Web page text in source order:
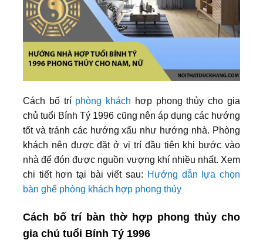
Cách bố trí phòng khách hợp phong thủy cho gia
chủ tuổi Bính Tý 1996 cũng nên áp dụng các hướng
tốt và tránh các hướng xấu như hướng nhà. Phòng
khách nên được đặt ở vị trí đầu tiên khi bước vào
nhà để đón được nguồn vượng khí nhiều nhất. Xem
chi tiết hơn tại bài viết sau: Hướng dẫn lựa chọn
bàn ghế phòng khách hợp phong thủy
Cách bố trí bàn thờ hợp phong thủy cho
gia chủ tuổi Bính Tý 1996